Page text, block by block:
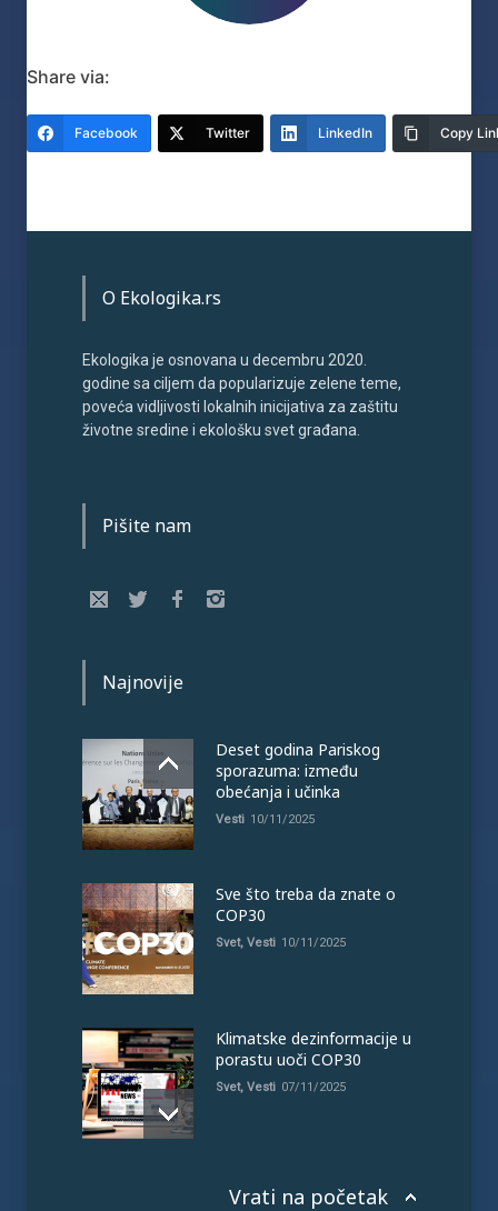
Share via:
Facebook Twitter LinkedIn Copy
O Ekologika.rs
Ekologika je osnovana u decembru 2020.
godine sa ciljem da popularizuje zelene teme,
poveća vidljivosti lokalnih inicijativa za zaštitu
životne sredine i ekološku svet građana.
Pišite nam
Najnovije
Deset godina Pariskog
sporazuma: između
obećanja i učinka
Vesti 10/11/2025
Sve što treba da znate o
COP30
Svet, Vesti 10/11/2025
Klimatske dezinformacije u
porastu uoči COP30
Svet, Vesti 07/11/2025
Vrati na početak